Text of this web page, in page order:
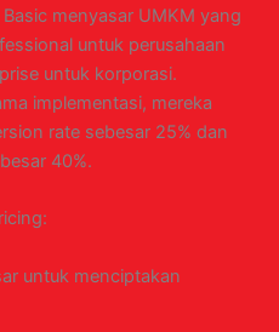
menyasar UMKM yang
untuk perusahaan
untuk korporasi.
implementasi, mereka
rate sebesar 25% dan
40%.
untuk menciptakan